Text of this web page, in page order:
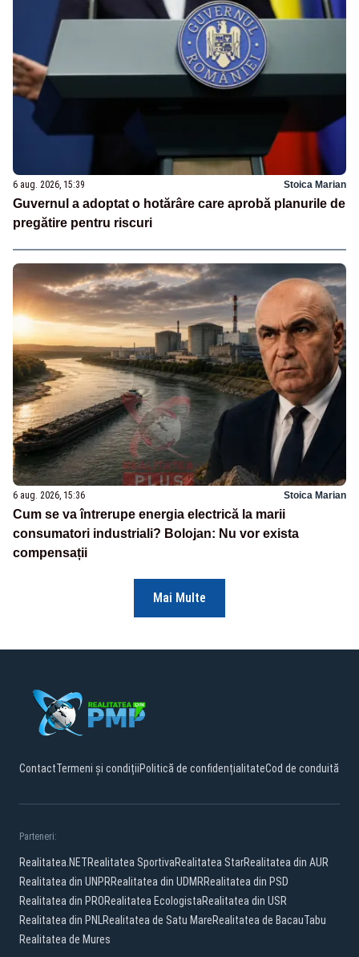
6 aug. 2026, 15:39 Stoica Marian
Guvernul a adoptat o hotărâre care aprobă planurile de
pregătire pentru riscuri
6 aug. 2026, 15:36 Stoica Marian
Cum se va întrerupe energia electrică la marii
consumatori industriali? Bolojan: Nu vor exista
compensații
Mai Multe
ContactTermeni și condițiiPolitică de confidențialitateCod de conduită
Parteneri:
Realitatea.NETRealitatea SportivaRealitatea StarRealitatea din AUR
Realitatea din UNPRRealitatea din UDMRRealitatea din PSD
Realitatea din PRORealitatea EcologistaRealitatea din USR
Realitatea din PNLRealitatea de Satu MareRealitatea de BacauTabu
Realitatea de Mures